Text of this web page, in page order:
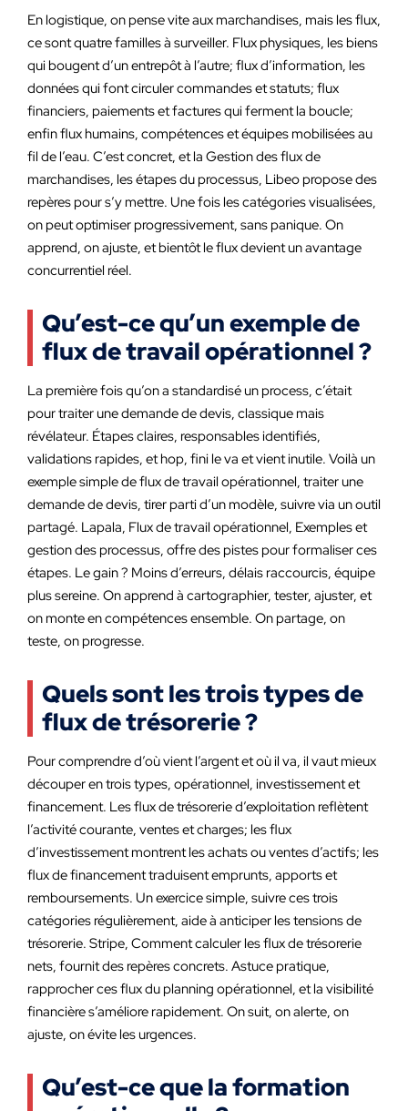
En logistique, on pense vite aux marchandises, mais les flux,
ce sont quatre familles à surveiller. Flux physiques, les biens
qui bougent d’un entrepôt à l’autre; flux d’information, les
données qui font circuler commandes et statuts; flux
financiers, paiements et factures qui ferment la boucle;
enfin flux humains, compétences et équipes mobilisées au
fil de l’eau. C’est concret, et la Gestion des flux de
marchandises, les étapes du processus, Libeo propose des
repères pour s’y mettre. Une fois les catégories visualisées,
on peut optimiser progressivement, sans panique. On
apprend, on ajuste, et bientôt le flux devient un avantage
concurrentiel réel.
Qu’est-ce qu’un exemple de
flux de travail opérationnel ?
La première fois qu’on a standardisé un process, c’était
pour traiter une demande de devis, classique mais
révélateur. Étapes claires, responsables identifiés,
validations rapides, et hop, fini le va et vient inutile. Voilà un
exemple simple de flux de travail opérationnel, traiter une
demande de devis, tirer parti d’un modèle, suivre via un outil
partagé. Lapala, Flux de travail opérationnel, Exemples et
gestion des processus, offre des pistes pour formaliser ces
étapes. Le gain ? Moins d’erreurs, délais raccourcis, équipe
plus sereine. On apprend à cartographier, tester, ajuster, et
on monte en compétences ensemble. On partage, on
teste, on progresse.
Quels sont les trois types de
flux de trésorerie ?
Pour comprendre d’où vient l’argent et où il va, il vaut mieux
découper en trois types, opérationnel, investissement et
financement. Les flux de trésorerie d’exploitation reflètent
l’activité courante, ventes et charges; les flux
d’investissement montrent les achats ou ventes d’actifs; les
flux de financement traduisent emprunts, apports et
remboursements. Un exercice simple, suivre ces trois
catégories régulièrement, aide à anticiper les tensions de
trésorerie. Stripe, Comment calculer les flux de trésorerie
nets, fournit des repères concrets. Astuce pratique,
rapprocher ces flux du planning opérationnel, et la visibilité
financière s’améliore rapidement. On suit, on alerte, on
ajuste, on évite les urgences.
Qu’est-ce que la formation